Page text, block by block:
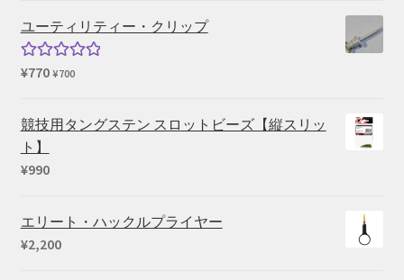
ユーティリティー・クリップ
5段階中
¥770 ¥700
競技用タングステン スロットビーズ【縦スリッ
ト】
¥990
エリート・ハックルプライヤー
¥2,200